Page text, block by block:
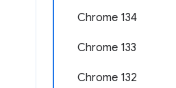
Chrome 134
Chrome 133
Chrome 132